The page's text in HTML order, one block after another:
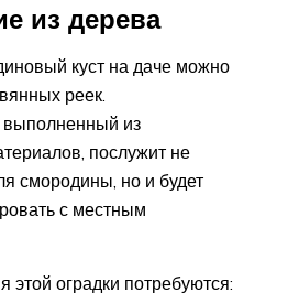
из дерева
куст на даче можно
реек.
выполненный из
послужит не
смородины, но и будет
с местным
этой оградки потребуются: